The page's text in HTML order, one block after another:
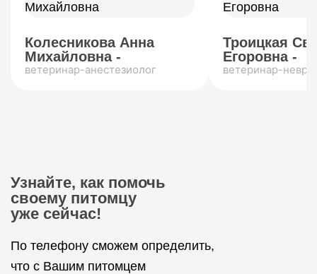
Колесникова Анна
Михайловна -
ветеринар-анестезиолог
Троицкая
Егоровна -
ветеринар-
Узнайте, как помочь
своему питомцу
уже сейчас!
По телефону сможем определить,
что с Вашим питомцем